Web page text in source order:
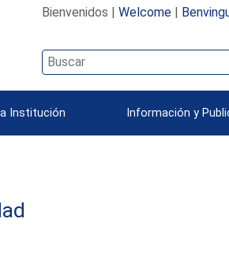
Bienvenidos | Welcome|
Institución Información y